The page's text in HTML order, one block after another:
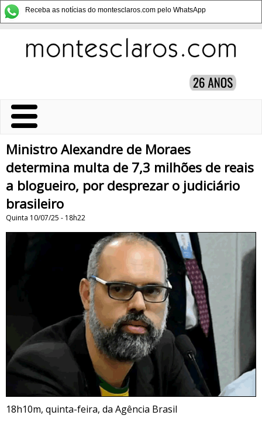
Receba as notícias do montesclaros.com pelo WhatsApp
Ministro Alexandre de Moraes
determina multa de 7,3 milhões de reais
a blogueiro, por desprezar o judiciário
brasileiro
Quinta 10/07/25 - 18h22
18h10m, quinta-feira, da Agência Brasil